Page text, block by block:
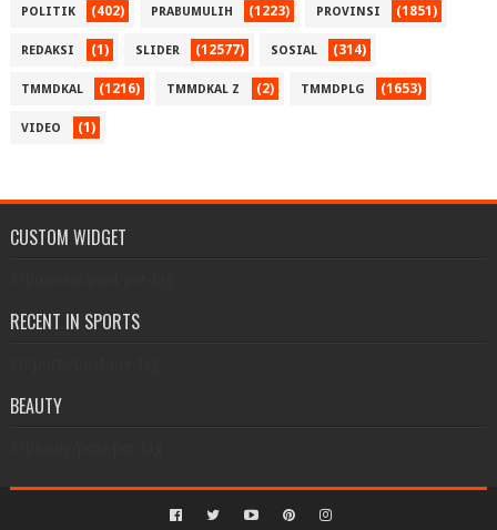
POLITIK (402) PRABUMULIH (1223) PROVINSI (1851)
REDAKSI (1) SLIDER (12577) SOSIAL (314)
TMMDKAL (1216) TMMDKAL Z (2) TMMDPLG (1653)
VIDEO (1)
CUSTOM WIDGET
RECENT IN SPORTS
BEAUTY